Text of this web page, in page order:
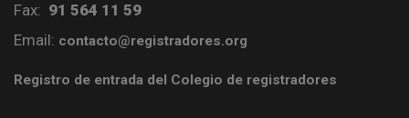
Fax: 91 564 11 59
Email: contacto@registradores.org
Registro de entrada del Colegio de registradores